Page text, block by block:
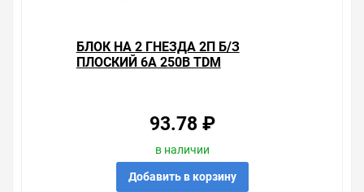
БЛОК НА 2 ГНЕЗДА 2П Б/З
ПЛОСКИЙ 6А 250B TDM
93.78 ₽
в наличии
Добавить в корзину